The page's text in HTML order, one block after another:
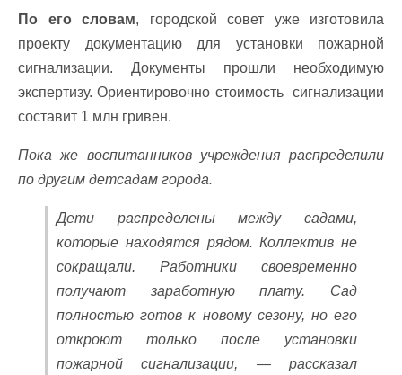
По его словам, городской совет уже изготовила
проекту документацию для установки пожарной
сигнализации. Документы прошли необходимую
экспертизу. Ориентировочно стоимость сигнализации
составит 1 млн гривен.
Пока же воспитанников учреждения распределили
по другим детсадам города.
Дети распределены между садами,
которые находятся рядом. Коллектив не
сокращали. Работники своевременно
получают заработную плату. Сад
полностью готов к новому сезону, но его
откроют только после установки
пожарной сигнализации, — рассказал